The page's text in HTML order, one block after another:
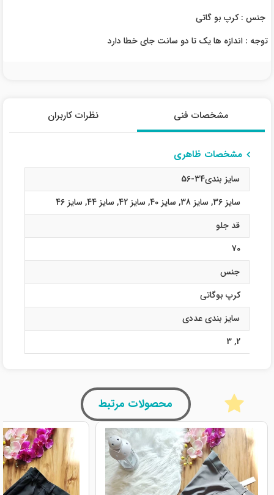
جنس : کرپ بو گاتی
توجه : اندازه ها یک تا دو سانت جای خطا دارد
مشخصات فنی نظرات کاربران
مشخصات ظاهری
سایز بندی34-56
سایز 36
, سایز 38 , سایز 40 , سایز 42 , سایز 44 , سایز 46
قد جلو
70
جنس
کرپ بوگاتی
سایز بندی عددی
2
,
3
محصولات مرتبط